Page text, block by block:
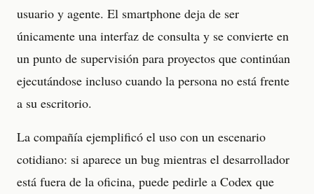
usuario y agente. El smartphone deja de ser
únicamente una interfaz de consulta y se convierte en
un punto de supervisión para proyectos que continúan
ejecutándose incluso cuando la persona no está frente
a su escritorio.
La compañía ejemplificó el uso con un escenario
cotidiano: si aparece un bug mientras el desarrollador
está fuera de la oficina, puede pedirle a Codex que